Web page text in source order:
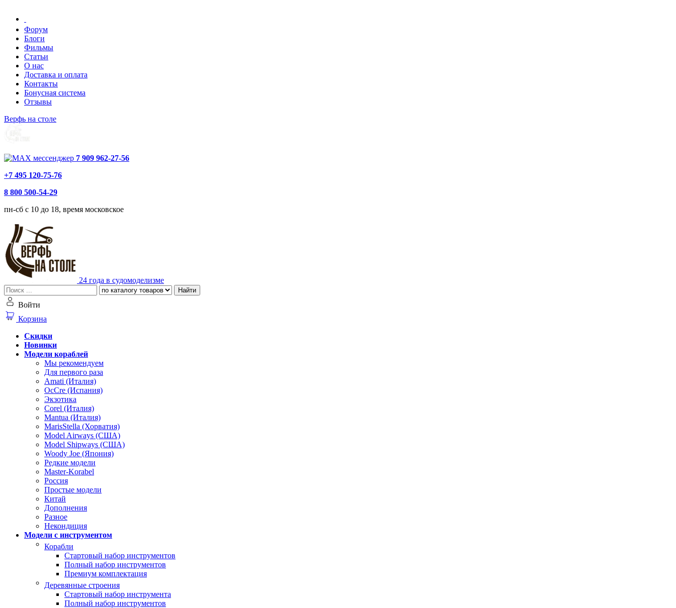
Форум
Блоги
Фильмы
Статьи
О нас
Доставка и оплата
Контакты
Бонусная система
Отзывы
Верфь на столе
7 909 962-27-56
+7 495 120-75-76
8 800 500-54-29
пн-сб с 10 до 18, время московское
24 года в судомоделизме
Найти
Войти
Корзина
Скидки
Новинки
Модели кораблей
Мы рекомендуем
Для первого раза
Amati (Италия)
OcCre (Испания)
Экзотика
Corel (Италия)
Mantua (Италия)
MarisStella (Хорватия)
Model Airways (США)
Model Shipways (США)
Woody Joe (Япония)
Редкие модели
Master-Korabel
Россия
Простые модели
Китай
Дополнения
Разное
Некондиция
Модели с инструментом
Корабли
Стартовый набор инструментов
Полный набор инструментов
Премиум комплектация
Деревянные строения
Стартовый набор инструмента
Полный набор инструментов